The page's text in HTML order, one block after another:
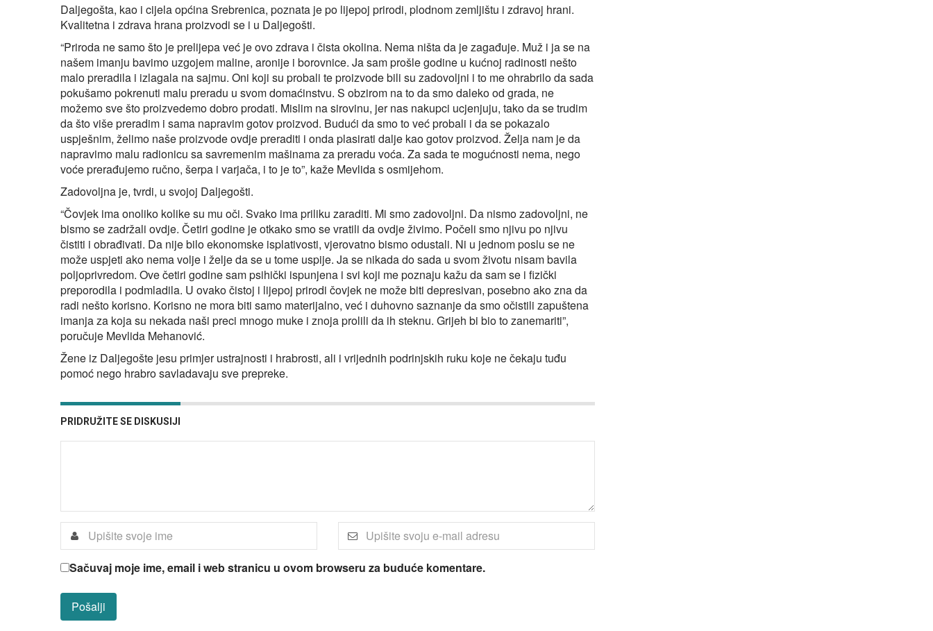
Daljegošta, kao i cijela općina Srebrenica, poznata je po lijepoj prirodi, plodnom zemljištu i zdravoj hrani.
Kvalitetna i zdrava hrana proizvodi se i u Daljegošti.
“Priroda ne samo što je prelijepa već je ovo zdrava i čista okolina. Nema ništa da je zagađuje. Muž i ja se na
našem imanju bavimo uzgojem maline, aronije i borovnice. Ja sam prošle godine u kućnoj radinosti nešto
malo preradila i izlagala na sajmu. Oni koji su probali te proizvode bili su zadovoljni i to me ohrabrilo da sada
pokušamo pokrenuti malu preradu u svom domaćinstvu. S obzirom na to da smo daleko od grada, ne
možemo sve što proizvedemo dobro prodati. Mislim na sirovinu, jer nas nakupci ucjenjuju, tako da se trudim
da što više preradim i sama napravim gotov proizvod. Budući da smo to već probali i da se pokazalo
uspješnim, želimo naše proizvode ovdje preraditi i onda plasirati dalje kao gotov proizvod. Želja nam je da
napravimo malu radionicu sa savremenim mašinama za preradu voća. Za sada te mogućnosti nema, nego
voće prerađujemo ručno, šerpa i varjača, i to je to”, kaže Mevlida s osmijehom.
Zadovoljna je, tvrdi, u svojoj Daljegošti.
“Čovjek ima onoliko kolike su mu oči. Svako ima priliku zaraditi. Mi smo zadovoljni. Da nismo zadovoljni, ne
bismo se zadržali ovdje. Četiri godine je otkako smo se vratili da ovdje živimo. Počeli smo njivu po njivu
čistiti i obrađivati. Da nije bilo ekonomske isplativosti, vjerovatno bismo odustali. Ni u jednom poslu se ne
može uspjeti ako nema volje i želje da se u tome uspije. Ja se nikada do sada u svom životu nisam bavila
poljoprivredom. Ove četiri godine sam psihički ispunjena i svi koji me poznaju kažu da sam se i fizički
preporodila i podmladila. U ovako čistoj i lijepoj prirodi čovjek ne može biti depresivan, posebno ako zna da
radi nešto korisno. Korisno ne mora biti samo materijalno, već i duhovno saznanje da smo očistili zapuštena
imanja za koja su nekada naši preci mnogo muke i znoja prolili da ih steknu. Grijeh bi bio to zanemariti”,
poručuje Mevlida Mehanović.
Žene iz Daljegošte jesu primjer ustrajnosti i hrabrosti, ali i vrijednih podrinjskih ruku koje ne čekaju tuđu
pomoć nego hrabro savladavaju sve prepreke.
PRIDRUŽITE SE DISKUSIJI
Sačuvaj moje ime, email i web stranicu u ovom browseru za buduće komentare.